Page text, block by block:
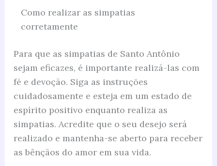
Como realizar as simpatias
corretamente
Para que as simpatias de Santo Antônio
sejam eficazes, é importante realizá-las com
fé e devoção. Siga as instruções
cuidadosamente e esteja em um estado de
espírito positivo enquanto realiza as
simpatias. Acredite que o seu desejo será
realizado e mantenha-se aberto para receber
as bênçãos do amor em sua vida.